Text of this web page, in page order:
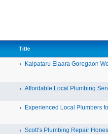
Title
Kalpataru Elaara Goregaon
Affordable Local Plumbing
Experienced Local Plumbers
Scott’s Plumbing Repair